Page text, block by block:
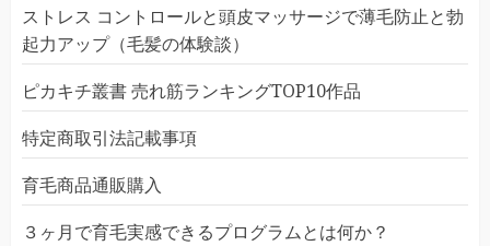
ストレス コントロールと頭皮マッサージで薄毛防止と勃
起力アップ（毛髪の体験談）
ピカキチ叢書 売れ筋ランキングTOP10作品
特定商取引法記載事項
育毛商品通販購入
３ヶ月で育毛実感できるプログラムとは何か？